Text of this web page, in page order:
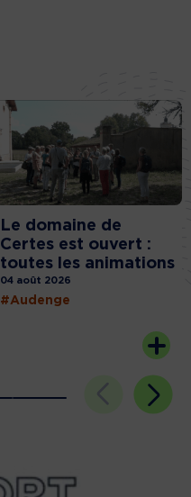
Le domaine de
Certes est ouvert :
toutes les animations
04 août 2026
#Audenge